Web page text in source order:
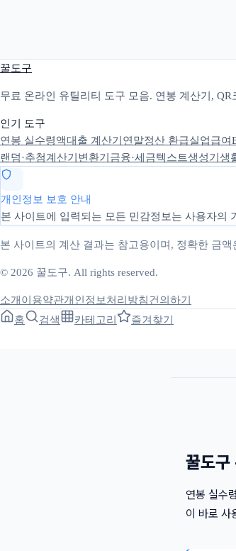
꿀도구
무료 온라인 유틸리티 도구 모음. 연봉 계산기,
인기 도구
연봉 실수령액대출 계산기 연말정산 환급실업급여
랜덤·추첨계산기 변환기 금융·세금텍스트생성기 생
개인정보 보호 안내
본 사이트에 입력되는 모든 민감정보는 사용자의
본 사이트의 계산 결과는 참고용이며, 정확한 금
© 2026 꿀도구. All rights reserved.
소개 이용약관개인정보처리방침건의하기
홈
검색 카테고리 즐겨찾기
꿀도구
연봉 실수
이 바로 사